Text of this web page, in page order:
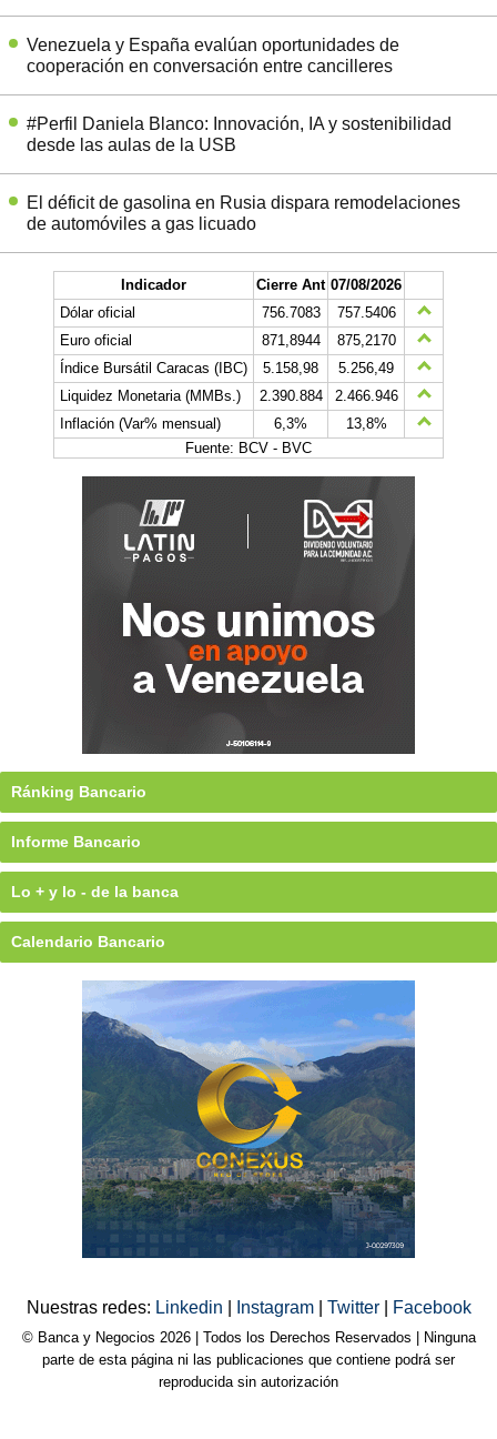
Venezuela y España evalúan oportunidades de
cooperación en conversación entre cancilleres
#Perfil Daniela Blanco: Innovación, IA y sostenibilidad
desde las aulas de la USB
El déficit de gasolina en Rusia dispara remodelaciones
de automóviles a gas licuado
Indicador Cierre Ant 07/08/2026
Dólar oficial
756.7083
757.5406
Euro oficial
871,8944
875,2170
Índice Bursátil Caracas (IBC)
5.158,98
5.256,49
Liquidez Monetaria (MMBs.)
2.390.884
2.466.946
Inflación (Var% mensual)
6,3%
13,8%
Fuente: BCV - BVC
Ránking Bancario
Informe Bancario
Lo + y lo - de la banca
Calendario Bancario
Nuestras redes: Linkedin Instagram Twitter Facebook
© Banca y Negocios 2026 | Todos los Derechos Reservados | Ninguna
parte de esta página ni las publicaciones que contiene podrá ser
reproducida sin autorización